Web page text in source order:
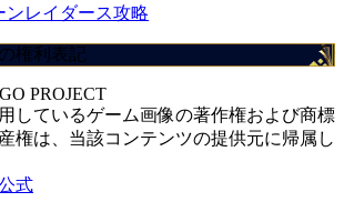
ンレイダース攻略
権利表記
PROJECT
しているゲーム画像の著作権および商標
権は、当該コンテンツの提供元に帰属し
式